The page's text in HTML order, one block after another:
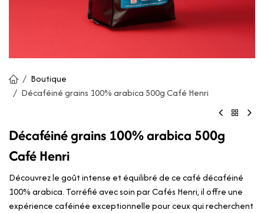
Boutique
Décaféiné grains 100% arabica 500g Café Henri
Décaféiné grains 100% arabica 500g
Café Henri
Découvrez le goût intense et équilibré de ce café décaféiné
100% arabica. Torréfié avec soin par Cafés Henri, il offre une
expérience caféinée exceptionnelle pour ceux qui recherchent